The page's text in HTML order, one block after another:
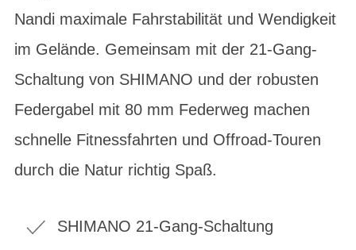
Nandi maximale Fahrstabilität und Wendigkeit
im Gelände. Gemeinsam mit der 21-Gang-
Schaltung von SHIMANO und der robusten
Federgabel mit 80 mm Federweg machen
schnelle Fitnessfahrten und Offroad-Touren
durch die Natur richtig Spaß.
SHIMANO 21-Gang-Schaltung